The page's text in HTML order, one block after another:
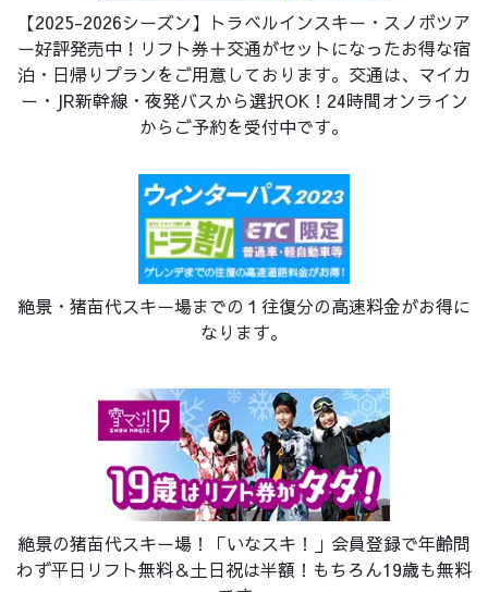
【2025-2026シーズン】トラベルインスキー・スノボツア
ー好評発売中！リフト券＋交通がセットになったお得な宿
泊・日帰りプランをご用意しております。交通は、マイカ
ー・JR新幹線・夜発バスから選択OK！24時間オンライン
からご予約を受付中です。
絶景・猪苗代スキー場までの１往復分の高速料金がお得に
なります。
絶景の猪苗代スキー場！「いなスキ！」会員登録で年齢問
わず平日リフト無料＆土日祝は半額！もちろん19歳も無料